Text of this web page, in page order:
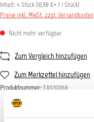
Inhalt: 4 Stück (10,98 €* / 1 Stück)
Preise inkl. MwSt. zzgl. Versandkosten
Nicht mehr verfügbar
Zum Vergleich hinzufügen
Zum Merkzettel hinzufügen
Produktnummer: EA9710068